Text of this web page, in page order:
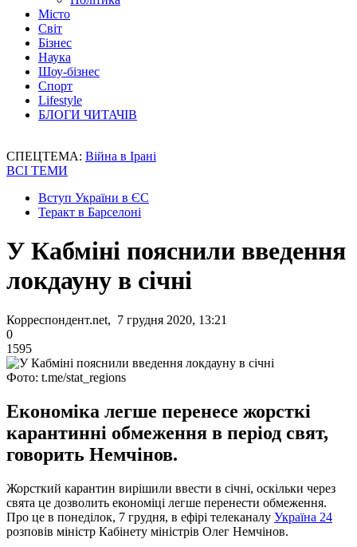
Місто
Світ
Бізнес
Наука
Шоу-бізнес
Спорт
Lifestyle
БЛОГИ ЧИТАЧІВ
СПЕЦТЕМА: Війна в Ірані
ВСІ ТЕМИ
Вступ України в ЄС
Теракт в Барселоні
У Кабміні пояснили введення
локдауну в січні
Корреспондент.net, 7 грудня 2020, 13:21
0
1595
Фото: t.me/stat_regions
Економіка легше перенесе жорсткі
карантинні обмеження в період свят,
говорить Немчінов.
Жорсткий карантин вирішили ввести в січні, оскільки через
свята це дозволить економіці легше перенести обмеження.
Про це в понеділок, 7 грудня, в ефірі телеканалу Україна 24
розповів міністр Кабінету міністрів Олег Немчінов.